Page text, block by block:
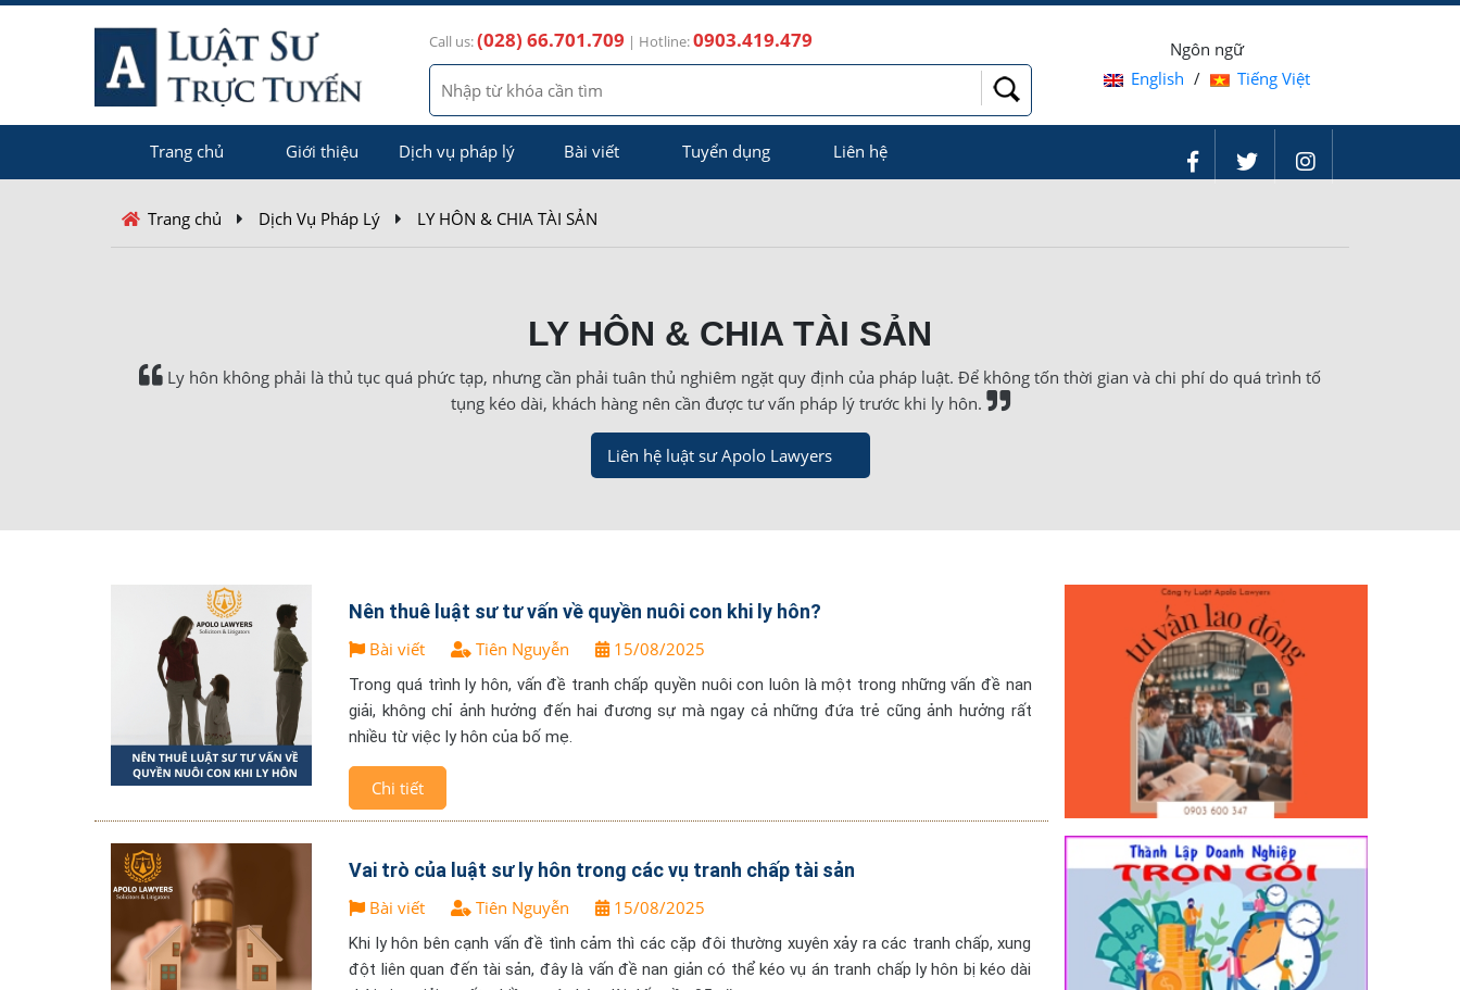
Call us:(028) 66.701.709 | Hotline:0903.419.479
Ngôn ngữ
English / Tiếng Việt
Trang chủ Giới thiệu Dịch vụ pháp lý Bài viết Tuyển dụng Liên hệ
Trang chủ Dịch Vụ Pháp Lý LY HÔN & CHIA TÀI SẢN
LY HÔN & CHIA TÀI SẢN
Ly hôn không phải là thủ tục quá phức tạp, nhưng cần phải tuân thủ nghiêm ngặt quy định của pháp luật. Để không tốn thời gian và chi phí do quá trình tố
tụng kéo dài, khách hàng nên cần được tư vấn pháp lý trước khi ly hôn.
Liên hệ luật sư Apolo Lawyers
Nên thuê luật sư tư vấn về quyền nuôi con khi ly hôn?
Bài viết Tiên Nguyễn 15/08/2025
Trong quá trình ly hôn, vấn đề tranh chấp quyền nuôi con luôn là một trong những vấn đề nan
giải, không chỉ ảnh hưởng đến hai đương sự mà ngay cả những đứa trẻ cũng ảnh hưởng rất
nhiều từ việc ly hôn của bố mẹ.
Chi tiết
Vai trò của luật sư ly hôn trong các vụ tranh chấp tài sản
Bài viết Tiên Nguyễn 15/08/2025
Khi ly hôn bên cạnh vấn đề tình cảm thì các cặp đôi thường xuyên xảy ra các tranh chấp, xung
đột liên quan đến tài sản, đây là vấn đề nan giản có thể kéo vụ án tranh chấp ly hôn bị kéo dài